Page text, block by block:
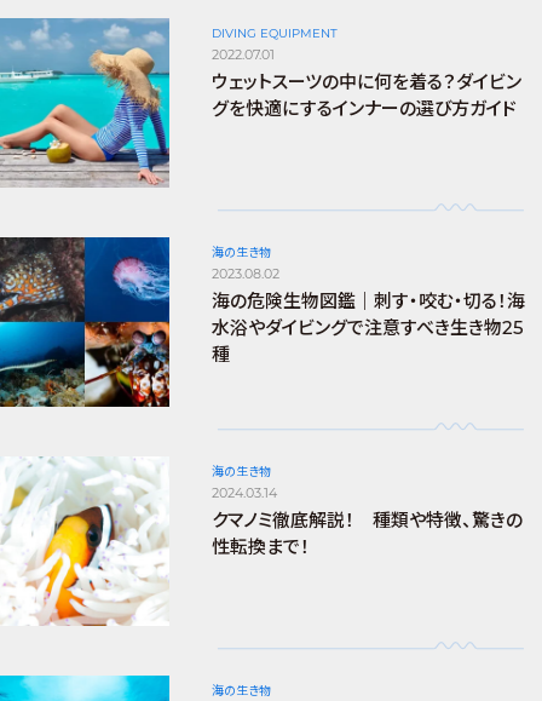
DIVING EQUIPMENT
2022.07.01
ウェットスーツの中に何を着る？ダイビン
グを快適にするインナーの選び方ガイド
海の生き物
2023.08.02
海の危険生物図鑑｜刺す・咬む・切る！海
水浴やダイビングで注意すべき生き物25
種
海の生き物
2024.03.14
クマノミ徹底解説！ 種類や特徴、驚きの
性転換まで！
海の生き物